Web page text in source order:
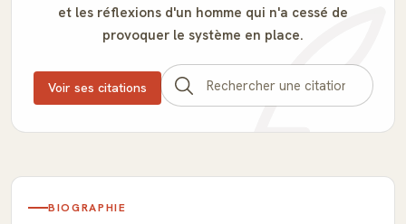
et les réflexions d'un homme qui n'a cessé de
provoquer le système en place.
Voir ses citations
BIOGRAPHIE